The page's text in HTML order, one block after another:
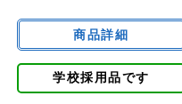
学校採用品です